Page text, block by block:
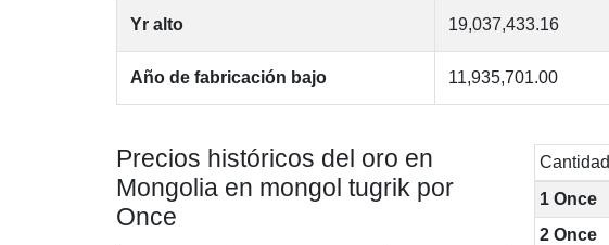
Yr alto 19,037,433.16
Año de fabricación bajo 11,935,701.00
Precios históricos del oro en
Mongolia en mongol tugrik por
Once
Cantidad
1 Once
2 Once